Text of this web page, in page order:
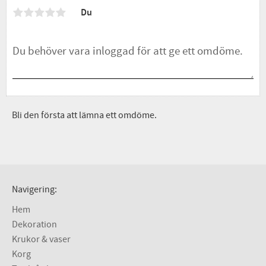
Du
Bli den första att lämna ett omdöme.
Navigering:
Hem
Dekoration
Krukor & vaser
Korg